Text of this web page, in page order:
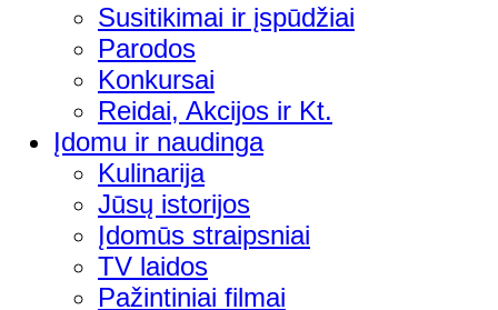
Susitikimai ir įspūdžiai
Parodos
Konkursai
Reidai, Akcijos ir Kt.
Įdomu ir naudinga
Kulinarija
Jūsų istorijos
Įdomūs straipsniai
TV laidos
Pažintiniai filmai